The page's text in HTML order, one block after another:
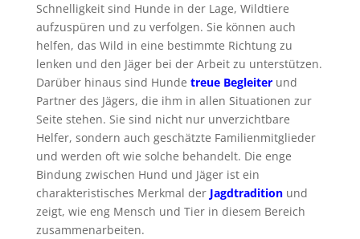
Schnelligkeit sind Hunde in der Lage, Wildtiere
aufzuspüren und zu verfolgen. Sie können auch
helfen, das Wild in eine bestimmte Richtung zu
lenken und den Jäger bei der Arbeit zu unterstützen.
Darüber hinaus sind Hunde treue Begleiterund
Partner des Jägers, die ihm in allen Situationen zur
Seite stehen. Sie sind nicht nur unverzichtbare
Helfer, sondern auch geschätzte Familienmitglieder
und werden oft wie solche behandelt. Die enge
Bindung zwischen Hund und Jäger ist ein
charakteristisches Merkmal der Jagdtradition und
zeigt, wie eng Mensch und Tier in diesem Bereich
zusammenarbeiten.